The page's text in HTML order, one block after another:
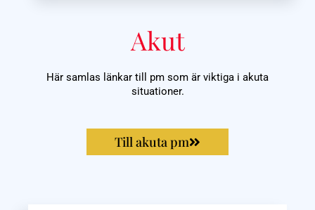
Akut
Här samlas länkar till pm som är viktiga i akuta
situationer.
Till akuta pm